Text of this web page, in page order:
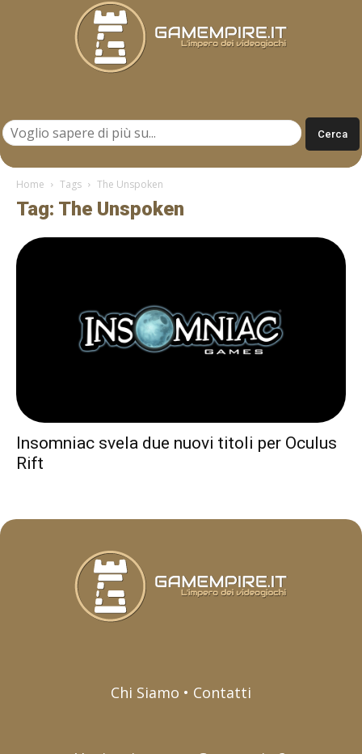
Home Tags The Unspoken
Tag: The Unspoken
Insomniac svela due nuovi titoli per Oculus
Rift
Chi Siamo • Contatti